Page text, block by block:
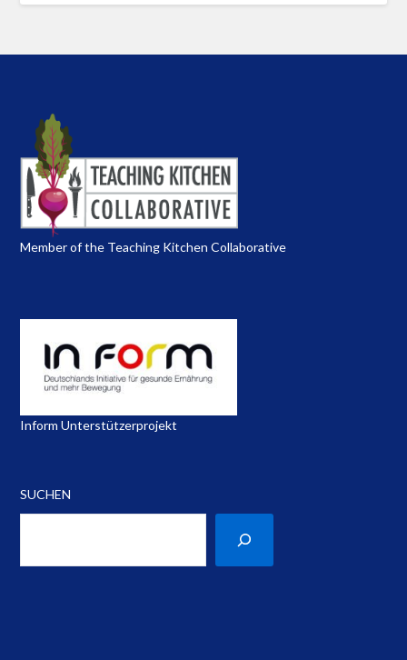
Member of the Teaching Kitchen Collaborative
Inform Unterstützerprojekt
SUCHEN